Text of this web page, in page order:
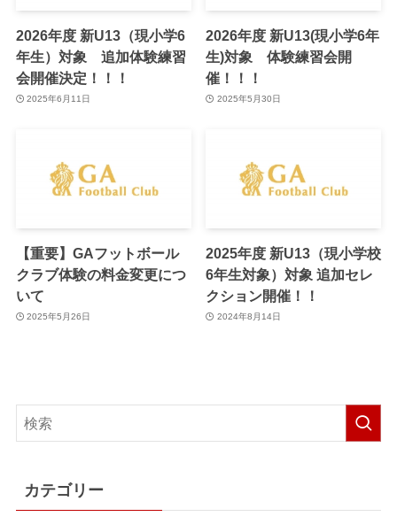
2026年度 新U13（現小学6
年生）対象 追加体験練習
会開催決定！！！
2025年6月11日
2026年度 新U13(現小学6年
生)対象 体験練習会開
催！！！
2025年5月30日
【重要】GAフットボール
クラブ体験の料金変更につ
いて
2025年5月26日
2025年度 新U13（現小学校
6年生対象）対象 追加セレ
クション開催！！
2024年8月14日
カテゴリー